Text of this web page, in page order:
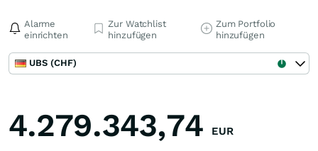
Alarme
einrichten
Zur Watchlist
hinzufügen
Zum Portfolio
hinzufügen
UBS (CHF)
4.279.343,74 EUR